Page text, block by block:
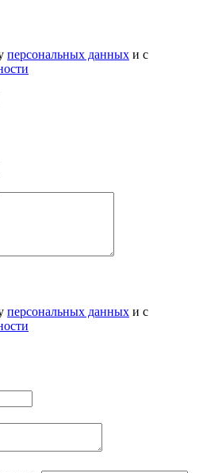
персональных данных и с
персональных данных и с